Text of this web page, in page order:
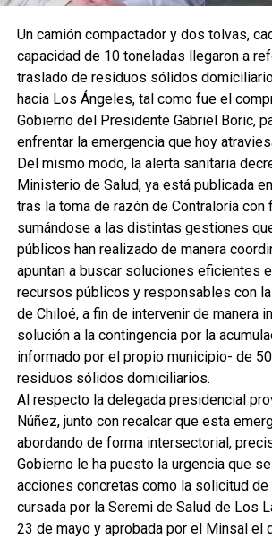
Un camión compactador y dos tolvas,
capacidad de 10 toneladas llegaron a
traslado de residuos sólidos
hacia Los Ángeles, tal como fue el
Gobierno del Presidente Gabriel Boric,
enfrentar la emergencia que hoy
Del mismo modo, la alerta sanitaria
Ministerio de Salud, ya está publicada
tras la toma de razón de Contraloría con
sumándose a las distintas gestiones
públicos han realizado de manera
apuntan a buscar soluciones eficientes
recursos públicos y responsables con
de Chiloé, a fin de intervenir de manera
solución a la contingencia por la
informado por el propio municipio- de
residuos sólidos domiciliarios.
Al respecto la delegada presidencial
Núñez, junto con recalcar que esta
abordando de forma intersectorial,
Gobierno le ha puesto la urgencia que
acciones concretas como la solicitud de
cursada por la Seremi de Salud de Los
23 de mayo y aprobada por el Minsal el